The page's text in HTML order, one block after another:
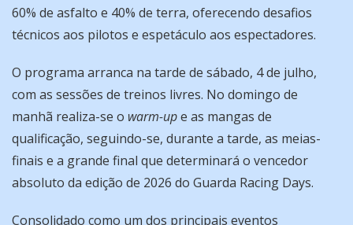
60% de asfalto e 40% de terra, oferecendo desafios
técnicos aos pilotos e espetáculo aos espectadores.
O programa arranca na tarde de sábado, 4 de julho,
com as sessões de treinos livres. No domingo de
manhã realiza-se o warm-upe as mangas de
qualificação, seguindo-se, durante a tarde, as meias-
finais e a grande final que determinará o vencedor
absoluto da edição de 2026 do Guarda Racing Days.
Consolidado como um dos principais eventos